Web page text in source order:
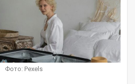
Фото: Pexels